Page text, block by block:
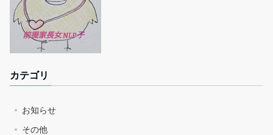
カテゴリ
お知らせ
その他